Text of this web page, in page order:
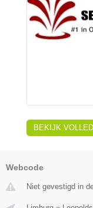
BEKIJK
Webcode
Niet gevestigd in